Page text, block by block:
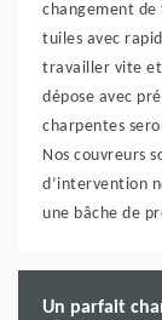
changement de
tuiles avec
travailler vite et
dépose avec
charpentes
Nos couvreurs
d’intervention
une bâche de
Un parfait